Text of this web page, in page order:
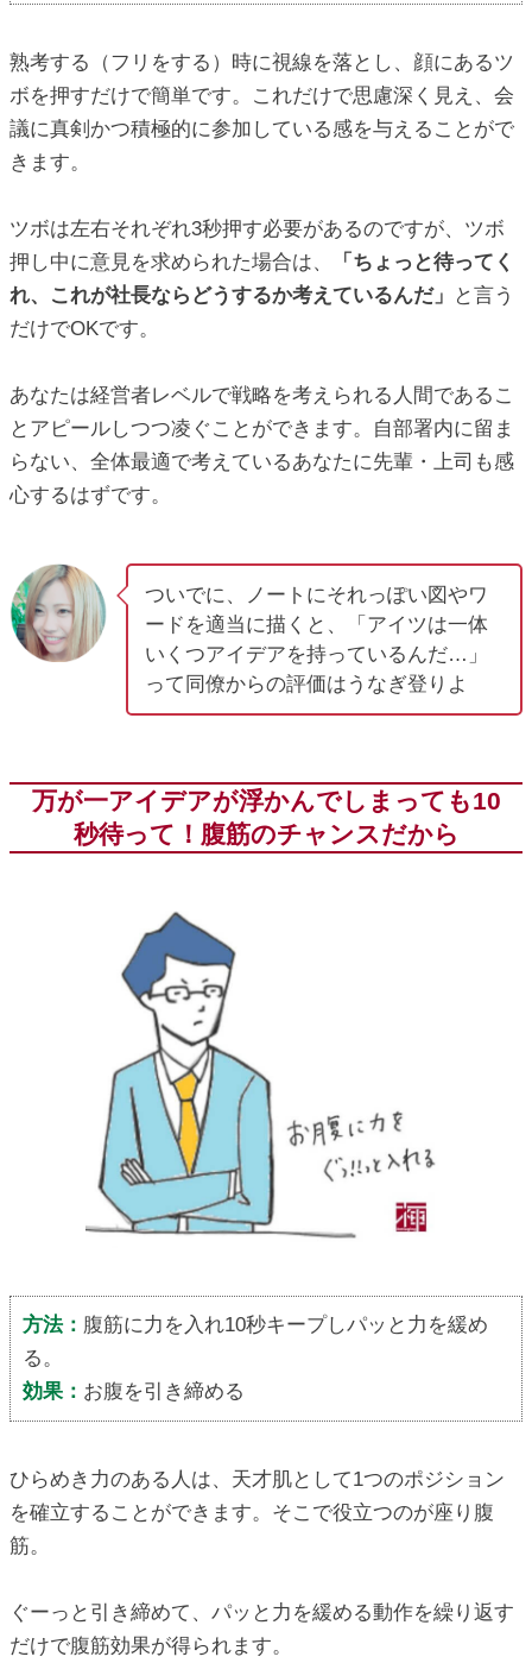
熟考する（フリをする）時に視線を落とし、顔にあるツ
ボを押すだけで簡単です。これだけで思慮深く見え、会
議に真剣かつ積極的に参加している感を与えることがで
きます。
ツボは左右それぞれ3秒押す必要があるのですが、ツボ
押し中に意見を求められた場合は、
「ちょっと待ってく
れ、これが社長ならどうするか考えているんだ」
と言う
だけでOKです。
あなたは経営者レベルで戦略を考えられる人間であるこ
とアピールしつつ凌ぐことができます。自部署内に留ま
らない、全体最適で考えているあなたに先輩・上司も感
心するはずです。
ついでに、ノートにそれっぽい図やワ
ードを適当に描くと、「アイツは一体
いくつアイデアを持っているんだ…」
って同僚からの評価はうなぎ登りよ
万が一アイデアが浮かんでしまっても10
秒待って！腹筋のチャンスだから
方法： 腹筋に力を入れ10秒キープしパッと力を緩め
る。
効果： お腹を引き締める
ひらめき力のある人は、天才肌として1つのポジション
を確立することができます。そこで役立つのが座り腹
筋。
ぐーっと引き締めて、パッと力を緩める動作を繰り返す
だけで腹筋効果が得られます。